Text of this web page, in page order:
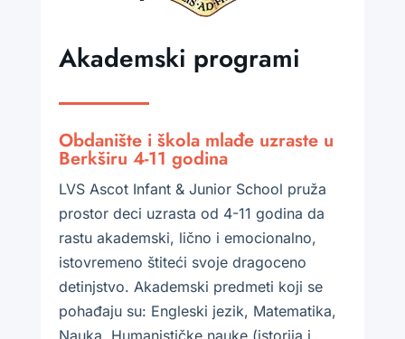
Akademski programi
Obdanište i škola mlađe uzraste u
Berkširu 4-11 godina
LVS Ascot Infant & Junior School pruža
prostor deci uzrasta od 4-11 godina da
rastu akademski, lično i emocionalno,
istovremeno štiteći svoje dragoceno
detinjstvo. Akademski predmeti koji se
pohađaju su: Engleski jezik, Matematika,
Nauka, Humanističke nauke (istorija i